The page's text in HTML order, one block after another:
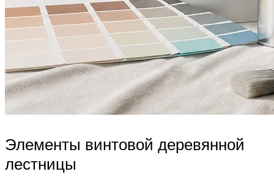
Элементы винтовой деревянной
лестницы